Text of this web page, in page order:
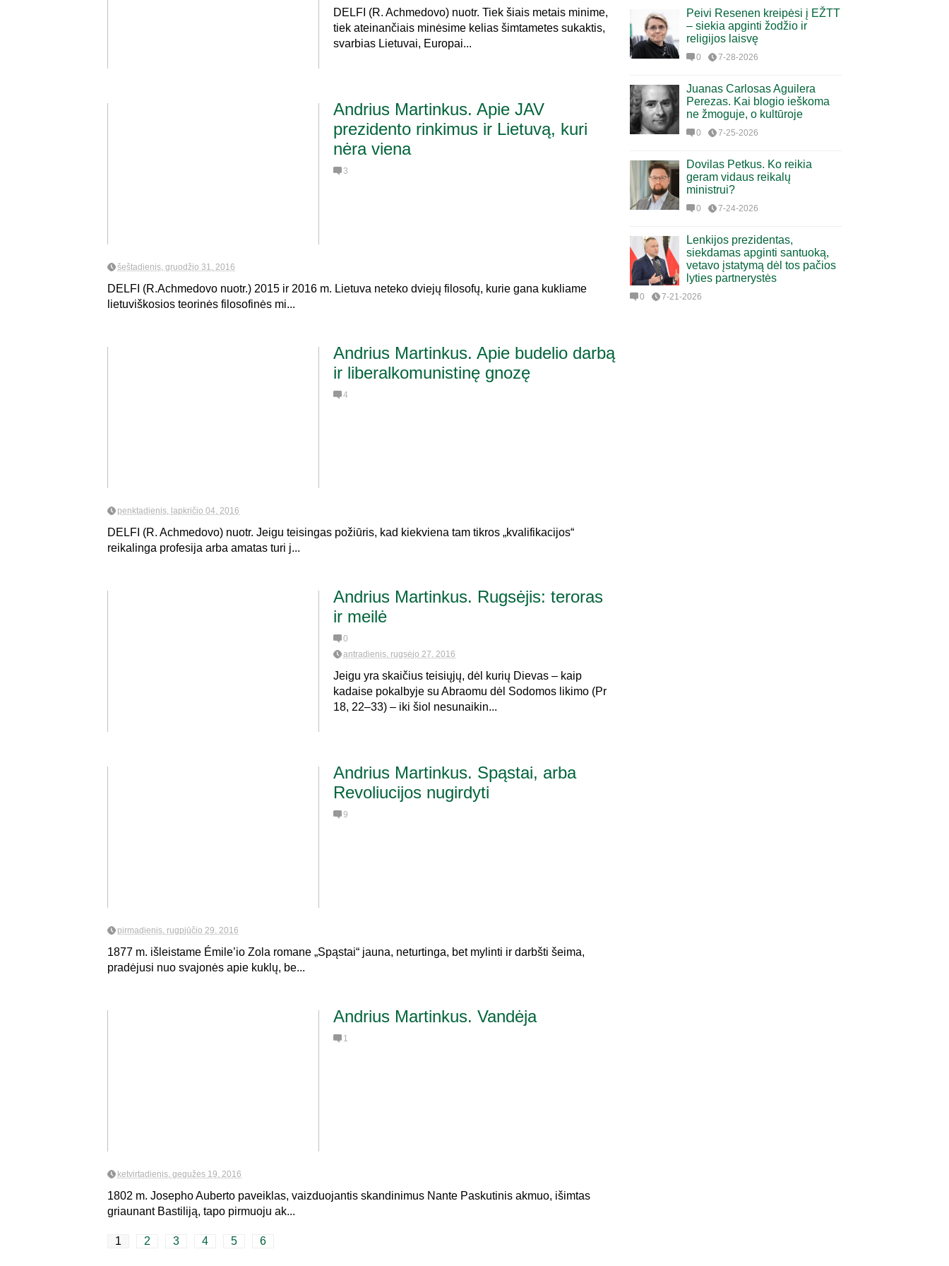
DELFI (R. Achmedovo) nuotr. Tiek šiais metais minime,
tiek ateinančiais minėsime kelias šimtametes sukaktis,
svarbias Lietuvai, Europai...
Andrius Martinkus. Apie JAV
prezidento rinkimus ir Lietuvą, kuri
nėra viena
3
šeštadienis, gruodžio 31, 2016
DELFI (R.Achmedovo nuotr.) 2015 ir 2016 m. Lietuva neteko dviejų filosofų, kurie gana kukliame
lietuviškosios teorinės filosofinės mi...
Andrius Martinkus. Apie budelio darbą
ir liberalkomunistinę gnozę
4
penktadienis, lapkričio 04, 2016
DELFI (R. Achmedovo) nuotr. Jeigu teisingas požiūris, kad kiekviena tam tikros „kvalifikacijos“
reikalinga profesija arba amatas turi j...
Andrius Martinkus. Rugsėjis: teroras
ir meilė
0
antradienis, rugsėjo 27, 2016
Jeigu yra skaičius teisiųjų, dėl kurių Dievas – kaip
kadaise pokalbyje su Abraomu dėl Sodomos likimo (Pr
18, 22–33) – iki šiol nesunaikin...
Andrius Martinkus. Spąstai, arba
Revoliucijos nugirdyti
9
pirmadienis, rugpjūčio 29, 2016
1877 m. išleistame Émile’io Zola romane „Spąstai“ jauna, neturtinga, bet mylinti ir darbšti šeima,
pradėjusi nuo svajonės apie kuklų, be...
Andrius Martinkus. Vandėja
1
ketvirtadienis, gegužės 19, 2016
1802 m. Josepho Auberto paveiklas, vaizduojantis skandinimus Nante Paskutinis akmuo, išimtas
griaunant Bastiliją, tapo pirmuoju ak...
1 2 3 4 5 6
Peivi Resenen kreipėsi į EŽTT
– siekia apginti žodžio ir
religijos laisvę
0 7-28-2026
Juanas Carlosas Aguilera
Perezas. Kai blogio ieškoma
ne žmoguje, o kultūroje
0 7-25-2026
Dovilas Petkus. Ko reikia
geram vidaus reikalų
ministrui?
0 7-24-2026
Lenkijos prezidentas,
siekdamas apginti santuoką,
vetavo įstatymą dėl tos pačios
lyties partnerystės
0 7-21-2026